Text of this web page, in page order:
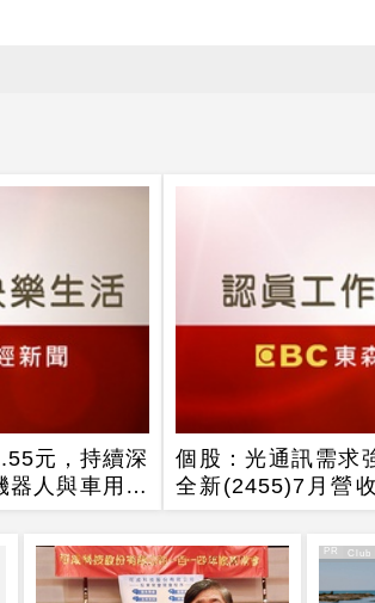
元，持續深
器人與車用佈
個股：光通訊需求
全新(2455)7月營
能
PR
PR・